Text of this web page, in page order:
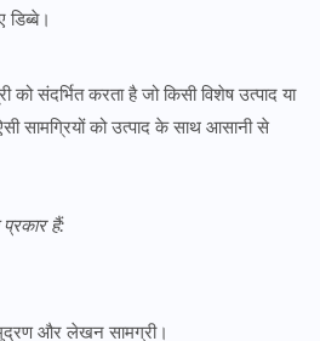
डिब्बे।
को संदर्भित करता है जो किसी विशेष उत्पाद या
सामग्रियों को उत्पाद के साथ आसानी से
हैं:
और लेखन सामग्री।